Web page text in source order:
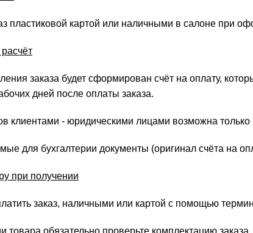
пластиковой картой или наличными в салоне при
заказа будет сформирован счёт на оплату,
дней после оплаты заказа.
клиентами - юридическими лицами возможна только
для бухгалтерии документы (оригинал счёта на
при получении
заказ, наличными или картой с помощью